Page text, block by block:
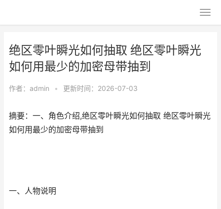
绝区零叶瞬光如何抽取 绝区零叶瞬光
如何用最少的加密母带抽到
作者： admin • 更新时间：2026-07-03
摘要：一、角色介绍,绝区零叶瞬光如何抽取 绝区零叶瞬光
如何用最少的加密母带抽到
一、人物说明